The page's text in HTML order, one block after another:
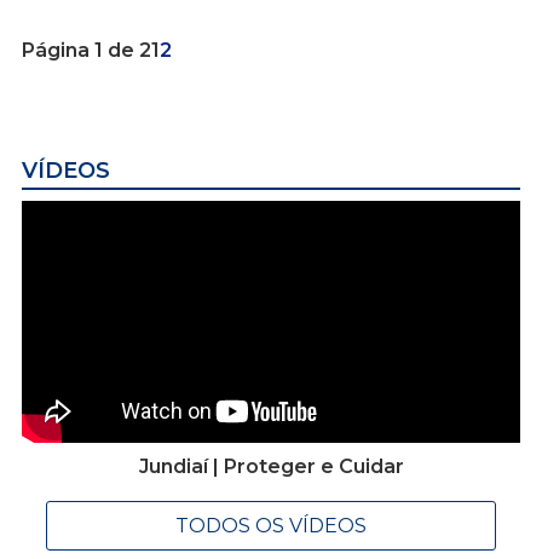
Página 1 de 212
VÍDEOS
Jundiaí | Proteger e Cuidar
TODOS OS VÍDEOS